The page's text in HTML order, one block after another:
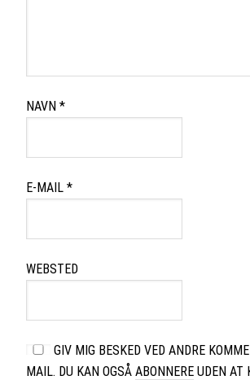
NAVN*
E-MAIL*
WEBSTED
GIV MIG BESKED VED ANDRE
MAIL. DU KAN OGSÅABONNERE UDEN AT